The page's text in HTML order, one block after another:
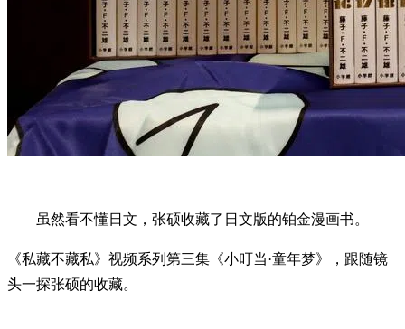
虽然看不懂日文，张硕收藏了日文版的铂金漫画书。
《私藏不藏私》视频系列第三集《小叮当·童年梦》，跟随镜
头一探张硕的收藏。